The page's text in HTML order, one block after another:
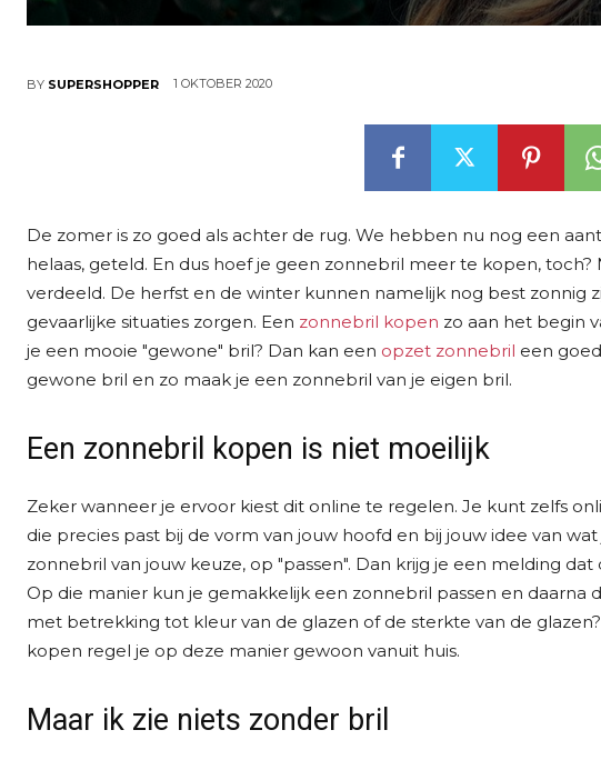
BY SUPERSHOPPER 1 OKTOBER 2020
De zomer is zo goed als achter de rug. We hebben nu nog een
helaas, geteld. En dus hoef je geen zonnebril meer te kopen,
verdeeld. De herfst en de winter kunnen namelijk nog best zonnig
gevaarlijke situaties zorgen. Een zonnebril kopen zo aan het begin
je een mooie "gewone" bril? Dan kan een opzet zonnebril een
gewone bril en zo maak je een zonnebril van je eigen bril.
Een zonnebril kopen is niet moeilijk
Zeker wanneer je ervoor kiest dit online te regelen. Je kunt zelfs
die precies past bij de vorm van jouw hoofd en bij jouw idee van
zonnebril van jouw keuze, op "passen". Dan krijg je een melding
Op die manier kun je gemakkelijk een zonnebril passen en daarna
met betrekking tot kleur van de glazen of de sterkte van de
kopen regel je op deze manier gewoon vanuit huis.
Maar ik zie niets zonder bril